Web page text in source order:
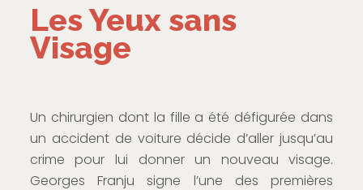
Les Yeux sans
Visage
Un chirurgien dont la fille a été défigurée dans
un accident de voiture décide d’aller jusqu’au
crime pour lui donner un nouveau visage.
Georges Franju signe l’une des premières